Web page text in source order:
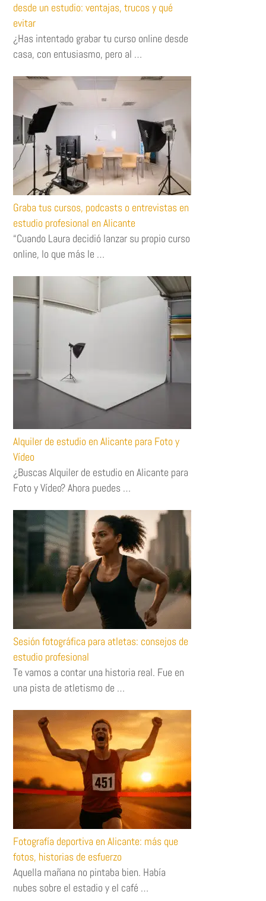
desde un estudio: ventajas, trucos y qué
evitar
¿Has intentado grabar tu curso online desde
casa, con entusiasmo, pero al …
Graba tus cursos, podcasts o entrevistas en
estudio profesional en Alicante
“Cuando Laura decidió lanzar su propio curso
online, lo que más le …
Alquiler de estudio en Alicante para Foto y
Vídeo
¿Buscas Alquiler de estudio en Alicante para
Foto y Vídeo? Ahora puedes …
Sesión fotográfica para atletas: consejos de
estudio profesional
Te vamos a contar una historia real. Fue en
una pista de atletismo de …
Fotografía deportiva en Alicante: más que
fotos, historias de esfuerzo
Aquella mañana no pintaba bien. Había
nubes sobre el estadio y el café …